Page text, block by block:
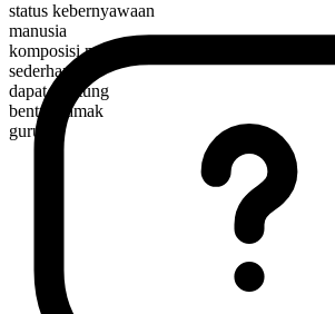
status kebernyawaan
manusia
komposisi morfologis
sederhana
dapat dihitung
bentuk jamak
gurus